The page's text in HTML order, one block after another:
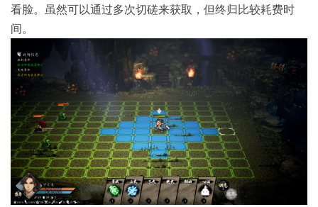
看脸。虽然可以通过多次切磋来获取，但终归比较耗费时
间。